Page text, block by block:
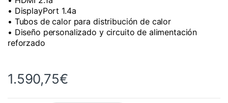
• DisplayPort 1.4a
• Tubos de calor para distribución de calor
• Diseño personalizado y circuito de alimentación
reforzado
1.590,75€